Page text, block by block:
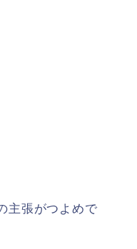
主張がつよめで